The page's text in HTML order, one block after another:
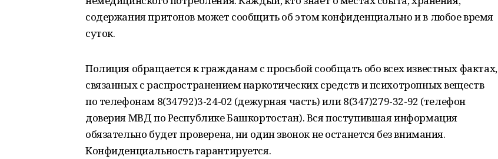
содержания притонов может сообщить об этом конфиденциально и в любое время
суток.
Полиция обращается к гражданам с просьбой сообщать обо всех известных фактах,
связанных с распространением наркотических средств и психотропных веществ
по телефонам 8(34792)3-24-02 (дежурная часть) или 8(347)279-32-92 (телефон
доверия МВД по Республике Башкортостан). Вся поступившая информация
обязательно будет проверена, ни один звонок не останется без внимания.
Конфиденциальность гарантируется.